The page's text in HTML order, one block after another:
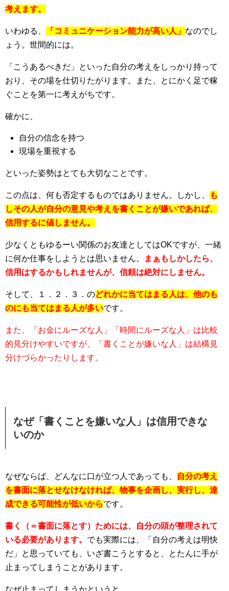
考えます。
いわゆる、 「コミュニケーション能力が高い人」 なのでし
ょう。世間的には。
「こうあるべきだ」といった自分の考えをしっかり持って
おり、その場を仕切りたがります。また、とにかく足で稼
ぐことを第一に考えがちです。
確かに、
自分の信念を持つ
現場を重視する
といった姿勢はとても大切なことです。
この点は、何も否定するものではありません。しかし、
も
しその人が自分の意見や考えを書くことが嫌いであれば、
信用するに値しません。
少なくともゆるーい関係のお友達としてはOKですが、一緒
に何か仕事をしようとは思いません。
まぁもしかしたら、
信用はするかもしれませんが、信頼は絶対にしません。
そして、１．２．３．のどれかに当てはまる人は、他のも
のにも当てはまる人が多いです。
また、「お金にルーズな人」「時間にルーズな人」は比較
的見分けやすいですが、「書くことが嫌いな人」は結構見
分けづらかったりします。
なぜ「書くことを嫌いな人」は信用できな
いのか
なぜならば、どんなに口が立つ人であっても、
自分の考え
を書面に落とせなけなければ、物事を企画し、実行し、達
成できる可能性が低いからです。
書く（＝書面に落とす）ためには、自分の頭が整理されて
いる必要があります。 でも実際には、「自分の考えは明快
だ」と思っていても、いざ書こうとすると、とたんに手が
止まってしまうことがあります。
なぜ止まってしまうかというと、